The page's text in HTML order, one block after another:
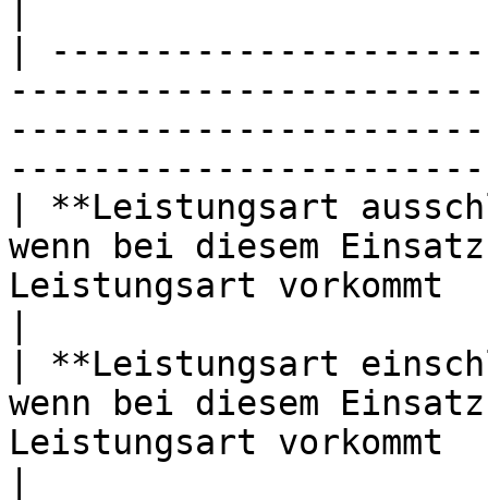
|
| **Leistungsart
wenn bei diesem
Leistungsart vorkommt
| **Leistungsart
wenn bei diesem
Leistungsart vorkommt